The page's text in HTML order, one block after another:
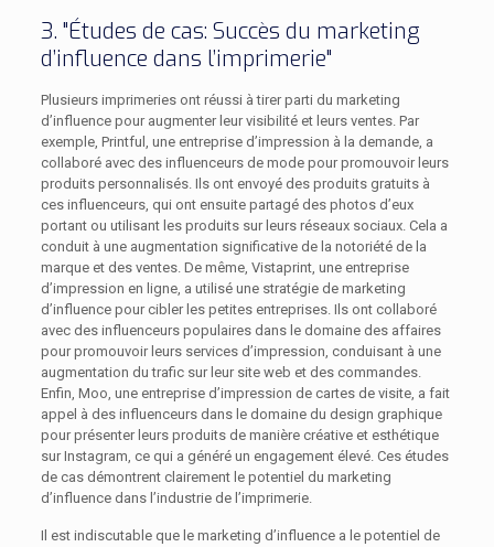
3. "Études de cas: Succès du marketing
d’influence dans l’imprimerie"
Plusieurs imprimeries ont réussi à tirer parti du marketing
d’influence pour augmenter leur visibilité et leurs ventes. Par
exemple, Printful, une entreprise d’impression à la demande, a
collaboré avec des influenceurs de mode pour promouvoir leurs
produits personnalisés. Ils ont envoyé des produits gratuits à
ces influenceurs, qui ont ensuite partagé des photos d’eux
portant ou utilisant les produits sur leurs réseaux sociaux. Cela a
conduit à une augmentation significative de la notoriété de la
marque et des ventes. De même, Vistaprint, une entreprise
d’impression en ligne, a utilisé une stratégie de marketing
d’influence pour cibler les petites entreprises. Ils ont collaboré
avec des influenceurs populaires dans le domaine des affaires
pour promouvoir leurs services d’impression, conduisant à une
augmentation du trafic sur leur site web et des commandes.
Enfin, Moo, une entreprise d’impression de cartes de visite, a fait
appel à des influenceurs dans le domaine du design graphique
pour présenter leurs produits de manière créative et esthétique
sur Instagram, ce qui a généré un engagement élevé. Ces études
de cas démontrent clairement le potentiel du marketing
d’influence dans l’industrie de l’imprimerie.
Il est indiscutable que le marketing d’influence a le potentiel de